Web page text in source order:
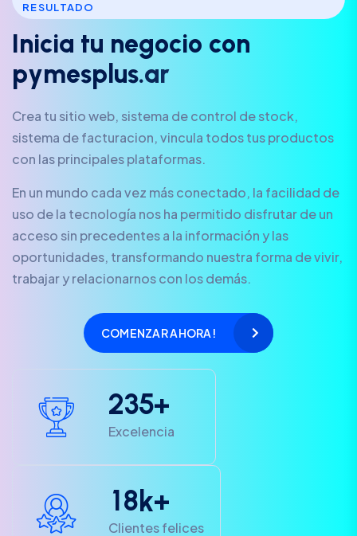
RESULTADO
Inicia tu negocio con
pymesp us.ar
Crea tu sitio web, sistema de control de stock,
sistema de facturacion, vincula todos tus productos
con las principales plataformas.
En un mundo cada vez más conectado, la facilidad de
uso de la tecnología nos ha permitido disfrutar de un
acceso sin precedentes a la información y las
oportunidades, transformando nuestra forma de vivir,
trabajar y relacionarnos con los demás.
COMENZAR AHORA!
235+
Excelencia
18k+
Clientes felices